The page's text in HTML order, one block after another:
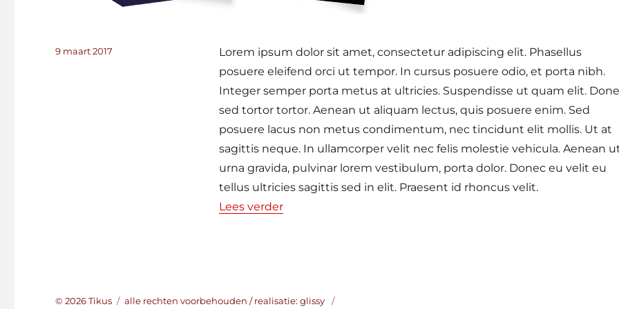
Lorem ipsum dolor sit amet, consectetur adipiscing elit. Phasellus
posuere eleifend orci ut tempor. In cursus posuere odio, et porta nibh.
Integer semper porta metus at ultricies. Suspendisse ut quam elit.
sed tortor tortor. Aenean ut aliquam lectus, quis posuere enim. Sed
posuere lacus non metus condimentum, nec tincidunt elit mollis. Ut at
sagittis neque. In ullamcorper velit nec felis molestie vehicula. Aenean
urna gravida, pulvinar lorem vestibulum, porta dolor. Donec eu velit eu
tellus ultricies sagittis sed in elit. Praesent id rhoncus velit.
Lees verder“titel bericht”
Geplaatst
9 maart 2017
© 2026Tikus alle rechten voorbehouden / realisatie:glissy